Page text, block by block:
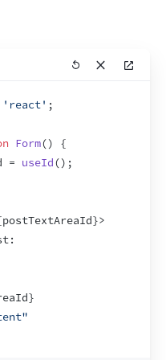
'react' ;
Form()
{
= useId() ;
postTextAreaId}>
}